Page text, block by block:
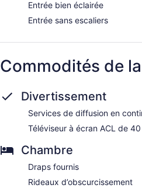
Entrée bien éclairée
Entrée sans escaliers
Commodités de
Divertissement
Services de diffusion en
Téléviseur à écran ACL de
Chambre
Draps fournis
Rideaux d’obscurcissement